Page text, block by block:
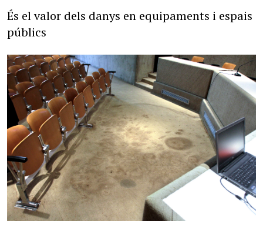
És el valor dels danys en equipaments i espais
públics